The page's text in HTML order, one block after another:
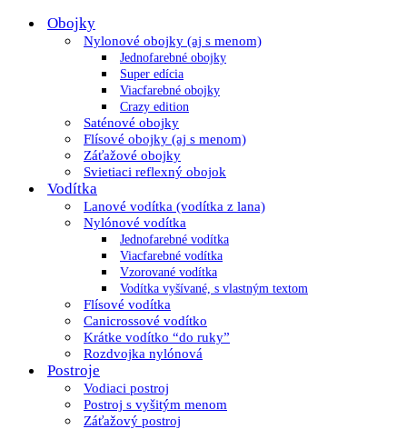
Obojky
Nylonové obojky (aj s menom)
Jednofarebné obojky
Super edícia
Viacfarebné obojky
Crazy edition
Saténové obojky
Flísové obojky (aj s menom)
Záťažové obojky
Svietiaci reflexný obojok
Vodítka
Lanové vodítka (vodítka z lana)
Nylónové vodítka
Jednofarebné vodítka
Viacfarebné vodítka
Vzorované vodítka
Vodítka vyšívané, s vlastným textom
Flísové vodítka
Canicrossové vodítko
Krátke vodítko “do ruky”
Rozdvojka nylónová
Postroje
Vodiaci postroj
Postroj s vyšitým menom
Záťažový postroj